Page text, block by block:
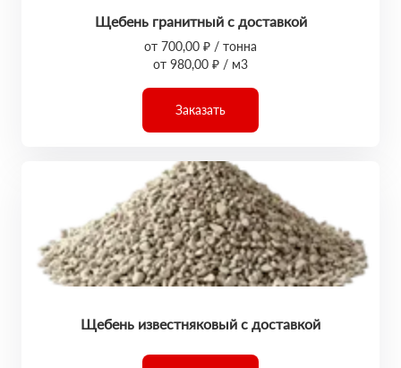
Щебень гранитный с доставкой
от 700,00 ₽ / тонна
от 980,00 ₽ / м3
Заказать
Щебень известняковый с доставкой